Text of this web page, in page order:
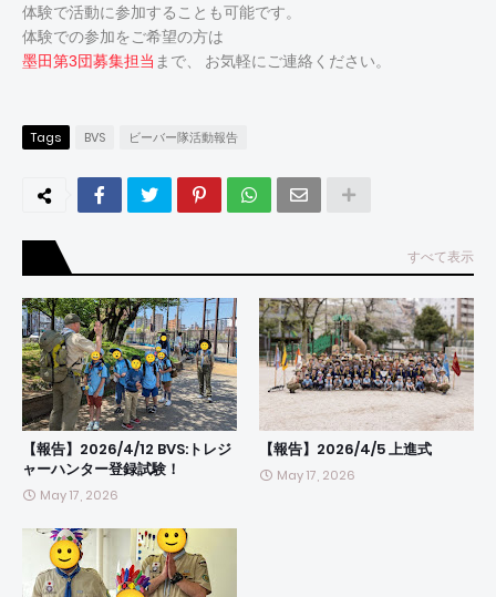
体験で活動に参加することも可能です。
体験での参加をご希望の方は
墨田第3団募集担当 まで、 お気軽にご連絡ください。
Tags BVS ビーバー隊活動報告
すべて表示
【報告】2026/4/12 BVS:トレジ
ャーハンター登録試験！
May 17, 2026
【報告】2026/4/5 上進式
May 17, 2026